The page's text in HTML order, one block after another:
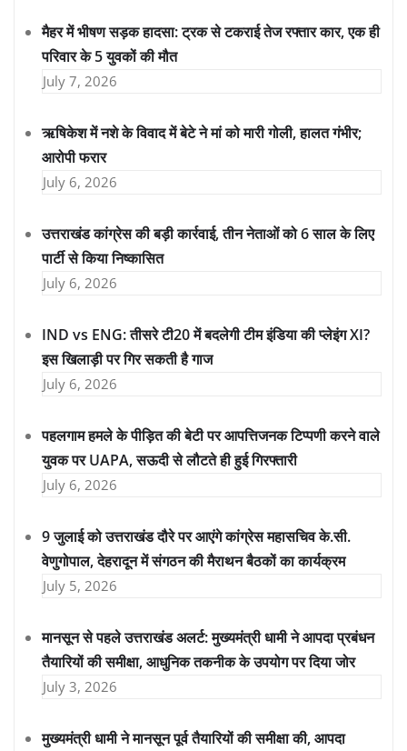
मैहर में भीषण सड़क हादसा: ट्रक से टकराई तेज रफ्तार कार, एक ही
परिवार के 5 युवकों की मौत
July 7, 2026
ऋषिकेश में नशे के विवाद में बेटे ने मां को मारी गोली, हालत गंभीर;
आरोपी फरार
July 6, 2026
उत्तराखंड कांग्रेस की बड़ी कार्रवाई, तीन नेताओं को 6 साल के लिए
पार्टी से किया निष्कासित
July 6, 2026
IND vs ENG: तीसरे टी20 में बदलेगी टीम इंडिया की प्लेइंग XI?
इस खिलाड़ी पर गिर सकती है गाज
July 6, 2026
पहलगाम हमले के पीड़ित की बेटी पर आपत्तिजनक टिप्पणी करने वाले
युवक पर UAPA, सऊदी से लौटते ही हुई गिरफ्तारी
July 6, 2026
9 जुलाई को उत्तराखंड दौरे पर आएंगे कांग्रेस महासचिव के.सी.
वेणुगोपाल, देहरादून में संगठन की मैराथन बैठकों का कार्यक्रम
July 5, 2026
मानसून से पहले उत्तराखंड अलर्ट: मुख्यमंत्री धामी ने आपदा प्रबंधन
तैयारियों की समीक्षा, आधुनिक तकनीक के उपयोग पर दिया जोर
July 3, 2026
मुख्यमंत्री धामी ने मानसून पूर्व तैयारियों की समीक्षा की, आपदा